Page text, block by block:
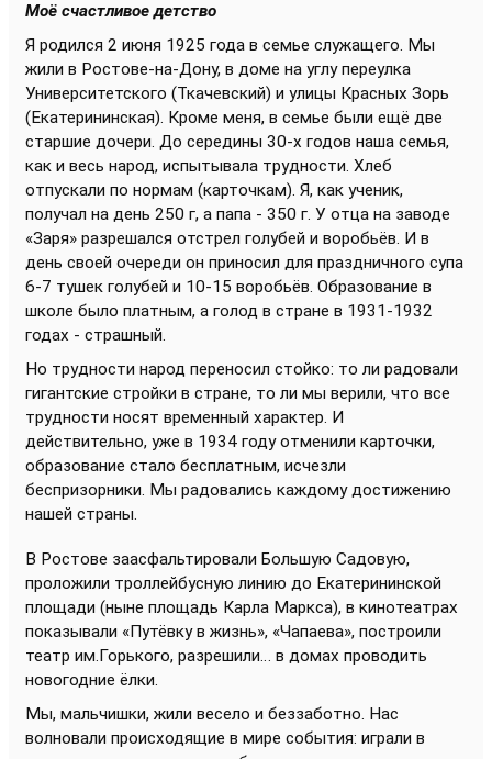
Моё счастливое детство
Я родился 2 июня 1925 года в семье служащего. Мы
жили в Ростове-на-Дону, в доме на углу переулка
Университетского (Ткачевский) и улицы Красных Зорь
(Екатерининская). Кроме меня, в семье были ещё две
старшие дочери. До середины 30-х годов наша семья,
как и весь народ, испытывала трудности. Хлеб
отпускали по нормам (карточкам). Я, как ученик,
получал на день 250 г, а папа - 350 г. У отца на заводе
«Заря» разрешался отстрел голубей и воробьёв. И в
день своей очереди он приносил для праздничного супа
6-7 тушек голубей и 10-15 воробьёв. Образование в
школе было платным, а голод в стране в 1931-1932
годах - страшный.
Но трудности народ переносил стойко: то ли радовали
гигантские стройки в стране, то ли мы верили, что все
трудности носят временный характер. И
действительно, уже в 1934 году отменили карточки,
образование стало бесплатным, исчезли
беспризорники. Мы радовались каждому достижению
нашей страны.
В Ростове заасфальтировали Большую Садовую,
проложили троллейбусную линию до Екатерининской
площади (ныне площадь Карла Маркса), в кинотеатрах
показывали «Путёвку в жизнь», «Чапаева», построили
театр им.Горького, разрешили… в домах проводить
новогодние ёлки.
Мы, мальчишки, жили весело и беззаботно. Нас
волновали происходящие в мире события: играли в